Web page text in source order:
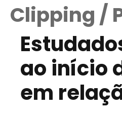
Clipping /
ao início
em